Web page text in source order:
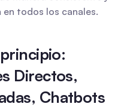
todos los canales.
Directos,
Chatbots